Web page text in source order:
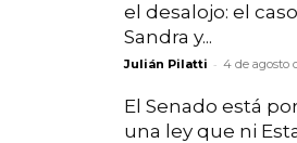
el desalojo: el
Sandra y...
Julián Pilatti - 4 de agosto
El Senado está
una ley que ni